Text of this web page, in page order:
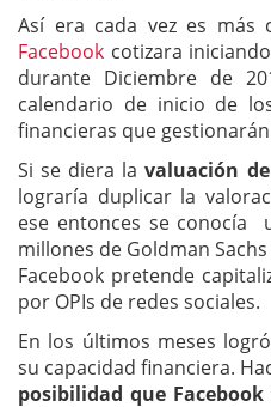
Así era cada vez es más
Facebook cotizara
durante Diciembre de
calendario de inicio de
financieras que
Si se diera la valuación
lograría duplicar la
ese entonces se conocía
millones de Goldman
Facebook pretende
por OPIs de redes sociales.
En los últimos meses
su capacidad financiera.
posibilidad que